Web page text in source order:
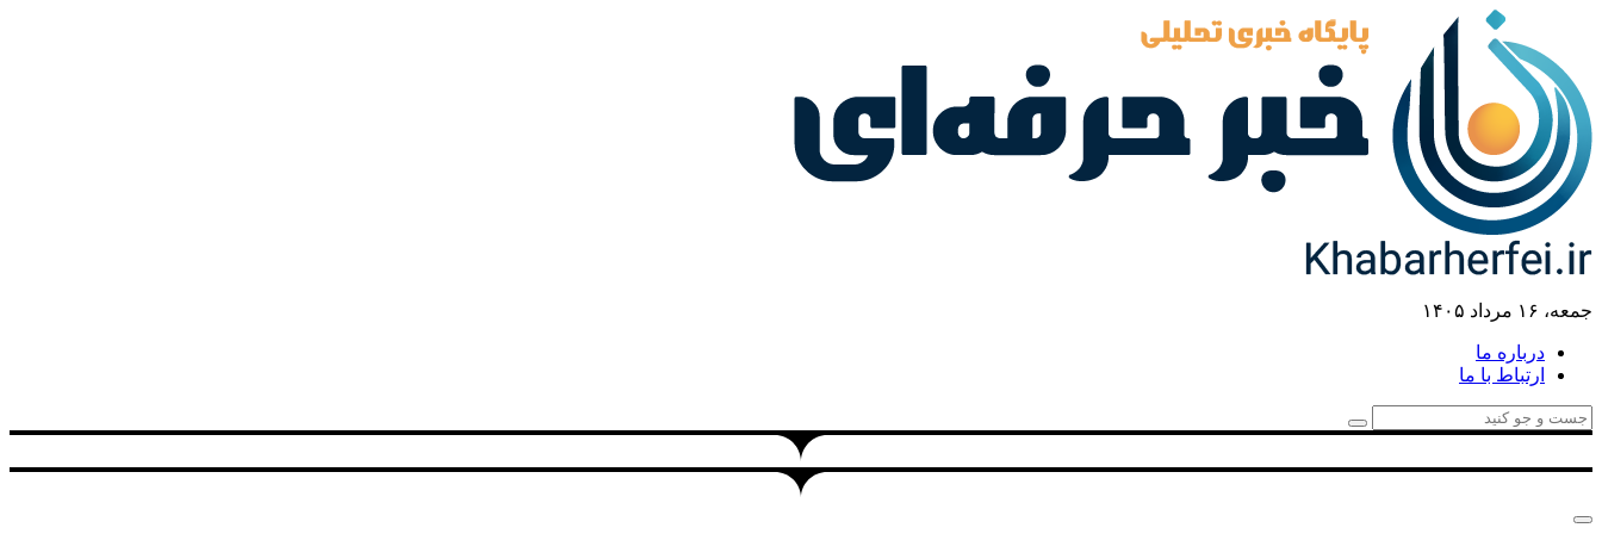
جمعه، ۱۶ مرداد ۱۴۰۵
درباره ما
ارتباط با ما